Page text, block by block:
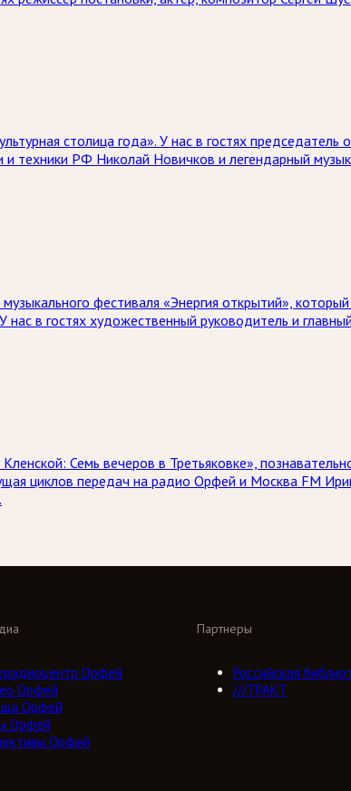
столица года». У нас в гостях
и техники РФ Николай Новичков и легендарный
фестиваля «Энергия открытий»,
в гостях художественный руководитель и
Семь вечеров в Третьяковке»,
циклов передач на радио Орфей и Москва FM
Орфей
Орфей
Орфей
Орфей
Орфей
Партнеры
Российская
///ТРАКТ